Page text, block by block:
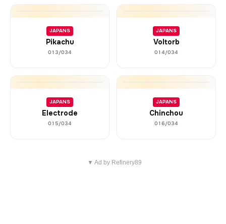
JAPANS
Pikachu
013/034
JAPANS
Voltorb
014/034
JAPANS
Electrode
015/034
JAPANS
Chinchou
016/034
▼ Ad by Refinery89